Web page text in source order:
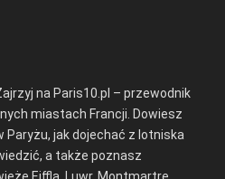
na Paris10.pl – przewodnik
miastach Francji. Dowiesz
jak dojechać z lotniska
a także poznasz